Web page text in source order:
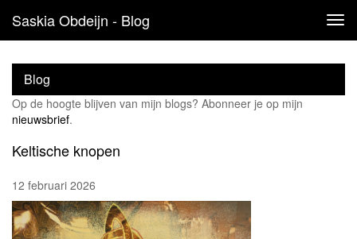
Saskia Obdeijn - Blog
Blog
Op de hoogte blijven van mijn blogs? Abonneer je op mijn
nieuwsbrief.
Keltische knopen
12 februari 2026